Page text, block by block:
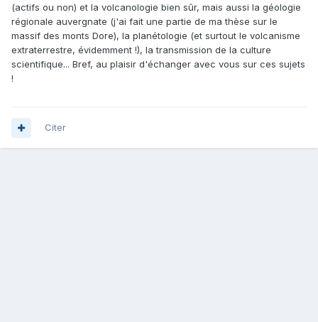
(actifs ou non) et la volcanologie bien sûr, mais aussi la géologie
régionale auvergnate (j'ai fait une partie de ma thèse sur le
massif des monts Dore), la planétologie (et surtout le volcanisme
extraterrestre, évidemment !), la transmission de la culture
scientifique... Bref, au plaisir d'échanger avec vous sur ces sujets
!
Citer